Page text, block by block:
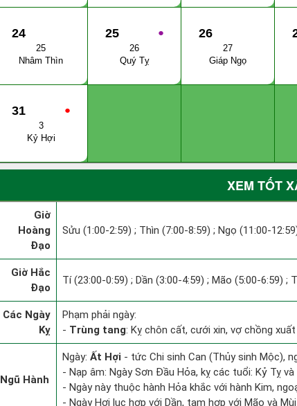
24
25
Nhâm Thìn
●
25
26
Quý Tỵ
26
27
Giáp Ngọ
●
31
3
Kỷ Hợi
XEM TỐT
Giờ
Hoàng
Đạo
Sửu (1:00-2:59) ; Thìn (7:00-8:59) ; Ngọ (11:00-
Giờ Hắc
Đạo
Tí (23:00-0:59) ; Dần (3:00-4:59) ; Mão (5:00-6:59) ;
Các Ngày
Kỵ
Phạm phải ngày:
- Trùng tang: Kỵ chôn cất, cưới xin, vợ chồng
Ngũ Hành
Ngày: Ất Hợi - tức Chi sinh Can (Thủy sinh Mộc),
- Nạp âm: Ngày Sơn Đầu Hỏa, kỵ các tuổi: Kỷ Tỵ và
- Ngày này thuộc hành Hỏa khắc với hành Kim,
- Ngày Hợi lục hợp với Dần, tam hợp với Mão và